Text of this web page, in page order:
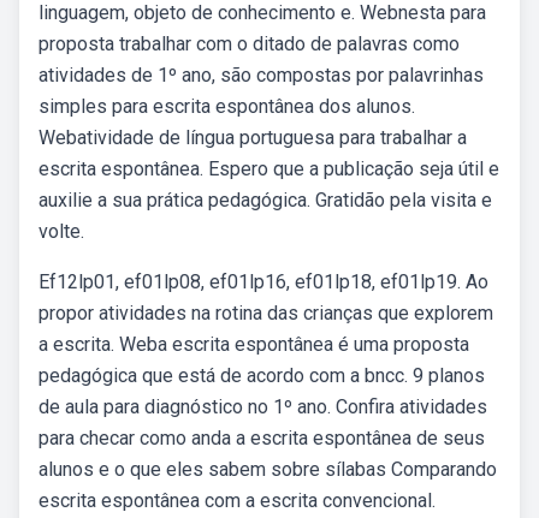
linguagem, objeto de conhecimento e. Webnesta para
proposta trabalhar com o ditado de palavras como
atividades de 1º ano, são compostas por palavrinhas
simples para escrita espontânea dos alunos.
Webatividade de língua portuguesa para trabalhar a
escrita espontânea. Espero que a publicação seja útil e
auxilie a sua prática pedagógica. Gratidão pela visita e
volte.
Ef12lp01, ef01lp08, ef01lp16, ef01lp18, ef01lp19. Ao
propor atividades na rotina das crianças que explorem
a escrita. Weba escrita espontânea é uma proposta
pedagógica que está de acordo com a bncc. 9 planos
de aula para diagnóstico no 1º ano. Confira atividades
para checar como anda a escrita espontânea de seus
alunos e o que eles sabem sobre sílabas Comparando
escrita espontânea com a escrita convencional.